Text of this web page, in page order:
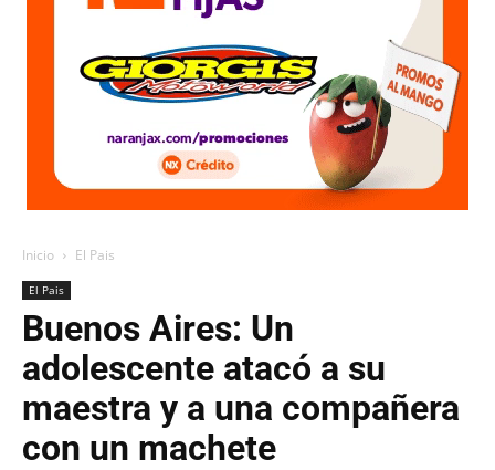
Inicio El Pais
El Pais
Buenos Aires: Un
adolescente atacó a su
maestra y a una compañera
con un machete